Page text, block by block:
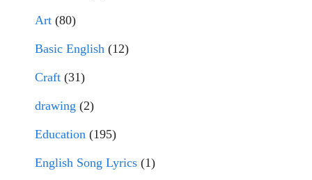
Art (80)
Basic English (12)
Craft (31)
drawing (2)
Education (195)
English Song Lyrics (1)